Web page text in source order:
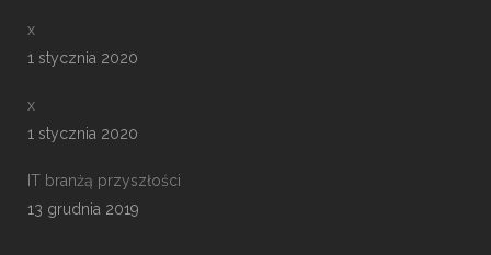
x
1 stycznia 2020
x
1 stycznia 2020
IT branżą przyszłości
13 grudnia 2019